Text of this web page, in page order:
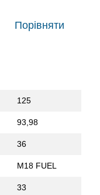
Порівняти
125
93,98
36
M18 FUEL
33